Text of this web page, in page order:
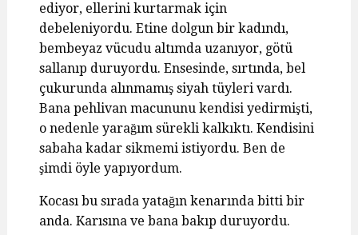
ediyor, ellerini kurtarmak için
debeleniyordu. Etine dolgun bir kadındı,
bembeyaz vücudu altımda uzanıyor, götü
sallanıp duruyordu. Ensesinde, sırtında, bel
çukurunda alınmamış siyah tüyleri vardı.
Bana pehlivan macununu kendisi yedirmişti,
o nedenle yarağım sürekli kalkıktı. Kendisini
sabaha kadar sikmemi istiyordu. Ben de
şimdi öyle yapıyordum.
Kocası bu sırada yatağın kenarında bitti bir
anda. Karısına ve bana bakıp duruyordu.